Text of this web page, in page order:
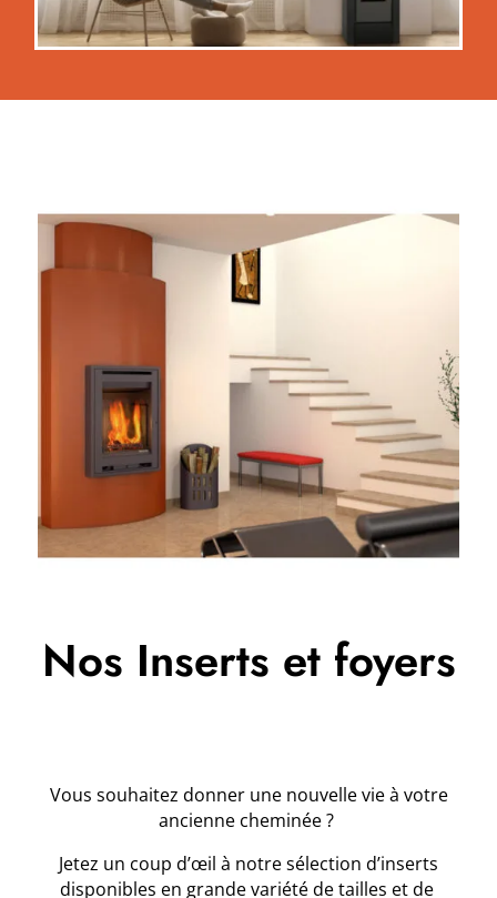
Nos Inserts et foyers
Vous souhaitez donner une nouvelle vie à votre
ancienne cheminée ?
Jetez un coup d’œil à notre sélection d’inserts
disponibles en grande variété de tailles et de